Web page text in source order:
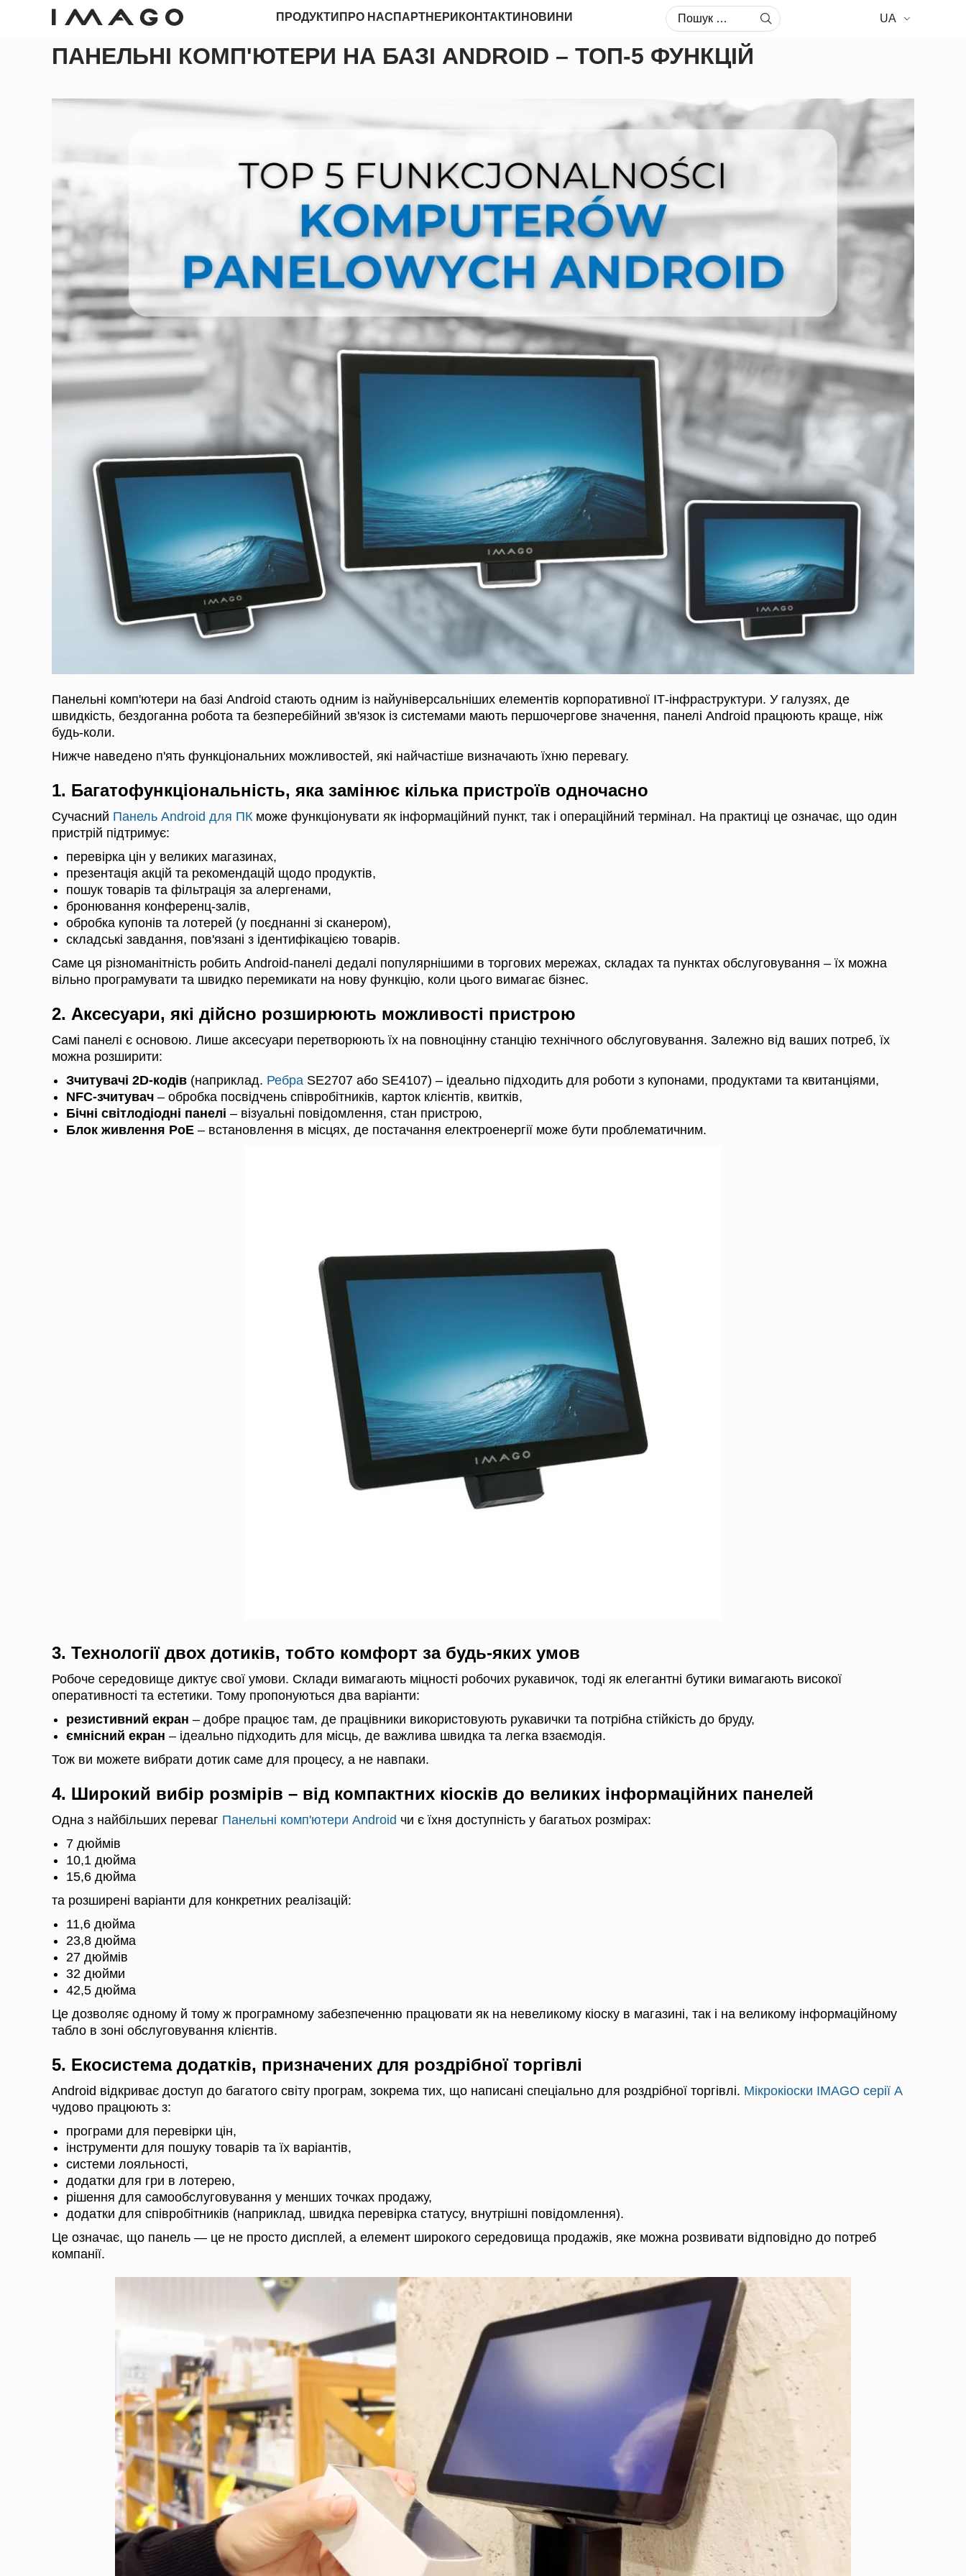
ПРОДУКТИ ПРО НАС ПАРТНЕРИ КОНТАКТИ НОВИНИ Пошук:
UA
ANDROID
ПРОМИСЛОВИЙ МІНІ-ПК
КІОСКИ
ЗВ'ЯЖІТЬСЯ З НАМИ ТА
ДІЗНАЙТЕСЯ БІЛЬШЕ!
Альтернатива:
ПАНЕЛЬНІ КОМП'ЮТЕРИ НА БАЗІ ANDROID – ТОП-5 ФУНКЦІЙ
Панельні комп'ютери на базі Android стають одним із найуніверсальніших елементів корпоративної ІТ-інфраструктури. У галузях, де
швидкість, бездоганна робота та безперебійний зв'язок із системами мають першочергове значення, панелі Android працюють краще, ніж
будь-коли.
Нижче наведено п'ять функціональних можливостей, які найчастіше визначають їхню перевагу.
1. Багатофункціональність, яка замінює кілька пристроїв одночасно
Сучасний Панель Android для ПК може функціонувати як інформаційний пункт, так і операційний термінал. На практиці це означає, що один
пристрій підтримує:
перевірка цін у великих магазинах,
презентація акцій та рекомендацій щодо продуктів,
пошук товарів та фільтрація за алергенами,
бронювання конференц-залів,
обробка купонів та лотерей (у поєднанні зі сканером),
складські завдання, пов'язані з ідентифікацією товарів.
Саме ця різноманітність робить Android-панелі дедалі популярнішими в торгових мережах, складах та пунктах обслуговування – їх можна
вільно програмувати та швидко перемикати на нову функцію, коли цього вимагає бізнес.
2. Аксесуари, які дійсно розширюють можливості пристрою
Самі панелі є основою. Лише аксесуари перетворюють їх на повноцінну станцію технічного обслуговування. Залежно від ваших потреб, їх
можна розширити:
Зчитувачі 2D-кодів (наприклад. Ребра SE2707 або SE4107) – ідеально підходить для роботи з купонами, продуктами та квитанціями,
NFC-зчитувач – обробка посвідчень співробітників, карток клієнтів, квитків,
Бічні світлодіодні панелі – візуальні повідомлення, стан пристрою,
Блок живлення PoE – встановлення в місцях, де постачання електроенергії може бути проблематичним.
3. Технології двох дотиків, тобто комфорт за будь-яких умов
Робоче середовище диктує свої умови. Склади вимагають міцності робочих рукавичок, тоді як елегантні бутики вимагають високої
оперативності та естетики. Тому пропонуються два варіанти:
резистивний екран – добре працює там, де працівники використовують рукавички та потрібна стійкість до бруду,
ємнісний екран – ідеально підходить для місць, де важлива швидка та легка взаємодія.
Тож ви можете вибрати дотик саме для процесу, а не навпаки.
4. Широкий вибір розмірів – від компактних кіосків до великих інформаційних панелей
Одна з найбільших переваг Панельні комп'ютери Android чи є їхня доступність у багатьох розмірах:
7 дюймів
10,1 дюйма
15,6 дюйма
та розширені варіанти для конкретних реалізацій:
11,6 дюйма
23,8 дюйма
27 дюймів
32 дюйми
42,5 дюйма
Це дозволяє одному й тому ж програмному забезпеченню працювати як на невеликому кіоску в магазині, так і на великому інформаційному
табло в зоні обслуговування клієнтів.
5. Екосистема додатків, призначених для роздрібної торгівлі
Android відкриває доступ до багатого світу програм, зокрема тих, що написані спеціально для роздрібної торгівлі. Мікрокіоски IMAGO серії A
чудово працюють з:
програми для перевірки цін,
інструменти для пошуку товарів та їх варіантів,
системи лояльності,
додатки для гри в лотерею,
рішення для самообслуговування у менших точках продажу,
додатки для співробітників (наприклад, швидка перевірка статусу, внутрішні повідомлення).
Це означає, що панель — це не просто дисплей, а елемент широкого середовища продажів, яке можна розвивати відповідно до потреб
компанії.